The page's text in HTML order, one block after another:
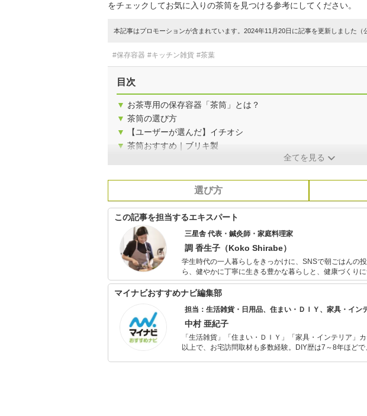
をチェックしてお気に入りの茶筒を見つける参考にしてください。
本記事はプロモーションが含まれています。2024年11月20日に記事を更新しました（
#保存容器 #キッチン雑貨 #茶葉
目次
▼ お茶専用の保存容器「茶筒」とは？
▼ 茶筒の選び方
▼
【ユーザーが選んだ】イチオシ
▼ 茶筒おすすめ｜ブリキ製
全てを見る
選び方
この記事を担当するエキスパート
三星舎 代表・鍼灸師・家庭料理家
調 香生子（Koko Shirabe）
学生時代の一人暮らしをきっかけに、SNSで朝ごはんの投稿を始めました
ら、健やかに丁寧に生きる豊かな暮らしと、健康づくりについて考えて
街の開業医に嫁ぎ「健康とは」と考え続けた祖母の健やかな暮らしの知恵。
ものに歴史や風土の影響があり、物の本質を見抜けるよ
始めました。 美味しくて身体に良い食べ物、調理道具、器など「家庭料理」にまつわる歴史や文化に
興味を持っています。
マイナビおすすめナビ編集部
担当：生活雑貨・日用品、住まい・ＤＩＹ、家具・イン
中村 亜紀子
「生活雑貨」「住まい・ＤＩＹ」「家具・インテリア」
以上で、お宅訪問取材も多数経験。DIY歴は7～8年ほど